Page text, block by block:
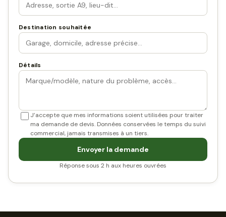
Destination souhaitée
Détails
J’accepte que mes informations soient utilisées pour traiter
ma demande de devis. Données conservées le temps du suivi
commercial, jamais transmises à un tiers.
Envoyer la demande
Réponse sous 2 h aux heures ouvrées